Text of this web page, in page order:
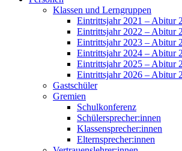
Klassen und Lerngruppen
Eintrittsjahr 2021 – Abitur
Eintrittsjahr 2022 – Abitur
Eintrittsjahr 2023 – Abitur
Eintrittsjahr 2024 – Abitur
Eintrittsjahr 2025 – Abitur
Eintrittsjahr 2026 – Abitur
Gastschüler
Gremien
Schulkonferenz
Schülersprecher:innen
Klassensprecher:innen
Elternsprecher:innen